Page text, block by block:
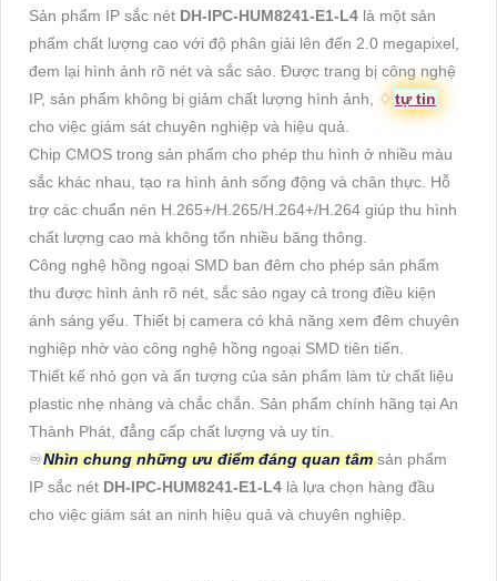
Sản phẩm IP sắc nét DH-IPC-HUM8241-E1-L4 là một sản
phẩm chất lượng cao với độ phân giải lên đến 2.0 megapixel,
đem lại hình ảnh rõ nét và sắc sảo. Được trang bị công nghệ
IP, sản phẩm không bị giảm chất lượng hình ảnh, ♢ tự tin
cho việc giám sát chuyên nghiệp và hiệu quả.
Chip CMOS trong sản phẩm cho phép thu hình ở nhiều màu
sắc khác nhau, tạo ra hình ảnh sống động và chân thực. Hỗ
trợ các chuẩn nén H.265+/H.265/H.264+/H.264 giúp thu hình
chất lượng cao mà không tốn nhiều băng thông.
Công nghệ hồng ngoại SMD ban đêm cho phép sản phẩm
thu được hình ảnh rõ nét, sắc sảo ngay cả trong điều kiện
ánh sáng yếu. Thiết bị camera có khả năng xem đêm chuyên
nghiệp nhờ vào công nghệ hồng ngoại SMD tiên tiến.
Thiết kế nhỏ gọn và ấn tượng của sản phẩm làm từ chất liệu
plastic nhẹ nhàng và chắc chắn. Sản phẩm chính hãng tại An
Thành Phát, đẳng cấp chất lượng và uy tín.
♾Nhìn chung những ưu điểm đáng quan tâm sản phẩm
IP sắc nét DH-IPC-HUM8241-E1-L4 là lựa chọn hàng đầu
cho việc giám sát an ninh hiệu quả và chuyên nghiệp.